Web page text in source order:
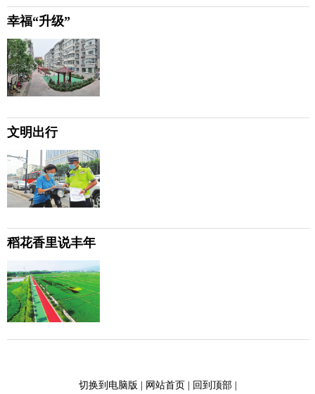
幸福“升级”
文明出行
稻花香里说丰年
切换到电脑版 | 网站首页| 回到顶部|